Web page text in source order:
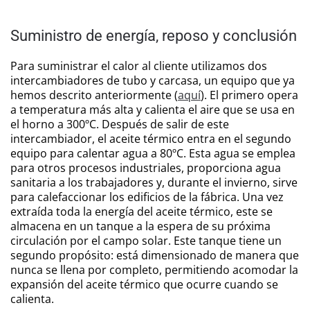
Suministro de energía, reposo y conclusión
Para suministrar el calor al cliente utilizamos dos
intercambiadores de tubo y carcasa, un equipo que ya
hemos descrito anteriormente (aquí). El primero opera
a temperatura más alta y calienta el aire que se usa en
el horno a 300ºC. Después de salir de este
intercambiador, el aceite térmico entra en el segundo
equipo para calentar agua a 80ºC. Esta agua se emplea
para otros procesos industriales, proporciona agua
sanitaria a los trabajadores y, durante el invierno, sirve
para calefaccionar los edificios de la fábrica. Una vez
extraída toda la energía del aceite térmico, este se
almacena en un tanque a la espera de su próxima
circulación por el campo solar. Este tanque tiene un
segundo propósito: está dimensionado de manera que
nunca se llena por completo, permitiendo acomodar la
expansión del aceite térmico que ocurre cuando se
calienta.